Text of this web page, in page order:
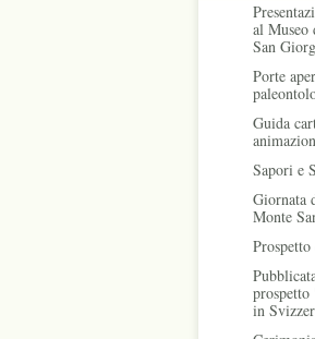
al Museo
San
Porte
Guida
Sapori e
Giornata
Monte
in